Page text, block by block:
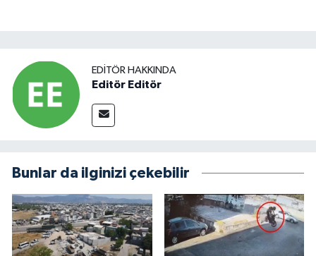
EDITÖR HAKKINDA
Editör Editör
Bunlar da ilginizi çekebilir